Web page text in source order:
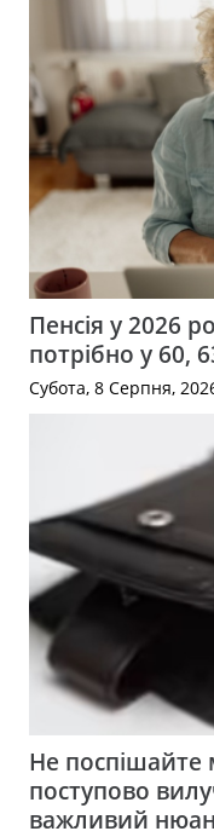
Пенсія у 2026
потрібно у 60,
Субота, 8 Серпня,
Не поспішайте
поступово
важливий